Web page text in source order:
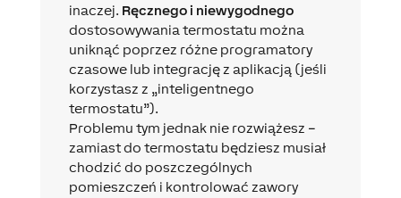
inaczej. Ręcznego i niewygodnego
dostosowywania termostatu można
uniknąć poprzez różne programatory
czasowe lub integrację z aplikacją (jeśli
korzystasz z „inteligentnego
termostatu”).
Problemu tym jednak nie rozwiążesz –
zamiast do termostatu będziesz musiał
chodzić do poszczególnych
pomieszczeń i kontrolować zawory